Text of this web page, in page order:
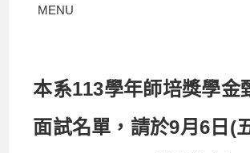
MENU
本系113學年師培獎學金
面試名單，請於9月6日(